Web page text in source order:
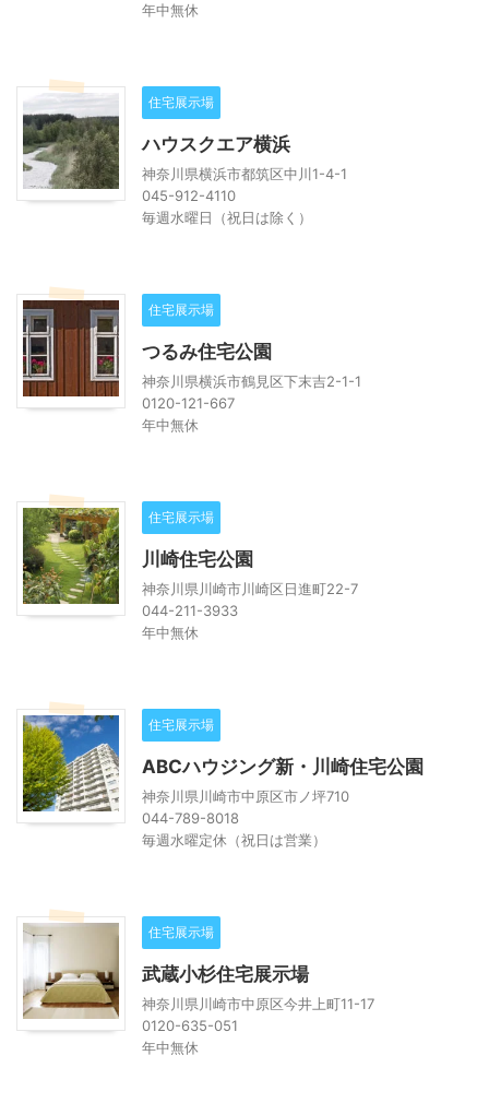
年中無休
住宅展示場
ハウスクエア横浜
神奈川県横浜市都筑区中川1-4-1
045-912-4110
毎週水曜日（祝日は除く）
住宅展示場
つるみ住宅公園
神奈川県横浜市鶴見区下末吉2-1-1
0120-121-667
年中無休
住宅展示場
川崎住宅公園
神奈川県川崎市川崎区日進町22-7
044-211-3933
年中無休
住宅展示場
ABCハウジング新・川崎住宅公園
神奈川県川崎市中原区市ノ坪710
044-789-8018
毎週水曜定休（祝日は営業）
住宅展示場
武蔵小杉住宅展示場
神奈川県川崎市中原区今井上町11-17
0120-635-051
年中無休